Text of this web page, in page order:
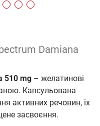
Damiana
510 mg – желатинові
Капсульована
активних речовин, їх
засвоєння.